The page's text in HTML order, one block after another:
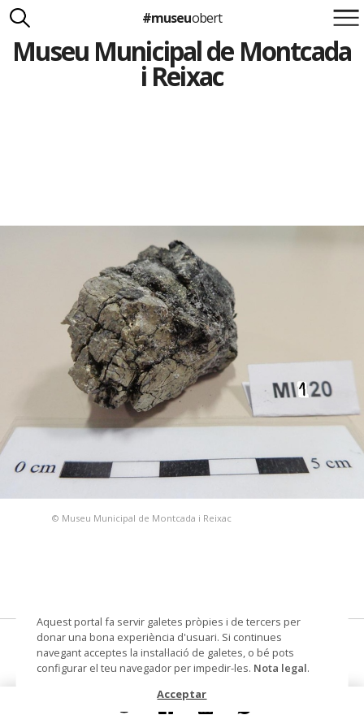
Suma't a la iniciativa
Carlota Royo
#museuobert
Museu Municipal de Montcada
i Reixac
© Museu Municipal de Montcada i Reixac
Calcopirita
Materials i tècniques lític
Aquest portal fa servir galetes pròpies i de tercers per
donar una bona experiència d'usuari. Si continues
navegant acceptes la instal·lació de galetes, o bé pots
configurar el teu navegador per impedir-les. Nota legal.
Acceptar